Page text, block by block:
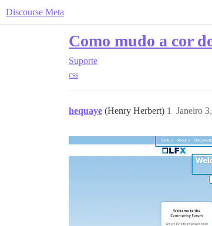
Discourse Meta
Como mudo a cor
Suporte
css
hequaye (Henry Herbert) Janeiro
1